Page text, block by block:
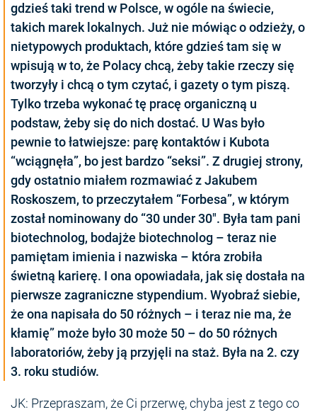
gdzieś taki trend w Polsce, w ogóle na świecie,
takich marek lokalnych. Już nie mówiąc o odzieży, o
nietypowych produktach, które gdzieś tam się w
wpisują w to, że Polacy chcą, żeby takie rzeczy się
tworzyły i chcą o tym czytać, i gazety o tym piszą.
Tylko trzeba wykonać tę pracę organiczną u
podstaw, żeby się do nich dostać. U Was było
pewnie to łatwiejsze: parę kontaktów i Kubota
“wciągnęła”, bo jest bardzo “seksi”. Z drugiej strony,
gdy ostatnio miałem rozmawiać z Jakubem
Roskoszem, to przeczytałem “Forbesa”, w którym
został nominowany do “30 under 30″. Była tam pani
biotechnolog, bodajże biotechnolog – teraz nie
pamiętam imienia i nazwiska – która zrobiła
świetną karierę. I ona opowiadała, jak się dostała na
pierwsze zagraniczne stypendium. Wyobraź siebie,
że ona napisała do 50 różnych – i teraz nie ma, że
kłamię” może było 30 może 50 – do 50 różnych
laboratoriów, żeby ją przyjęli na staż. Była na 2. czy
3. roku studiów.
JK: Przepraszam, że Ci przerwę, chyba jest z tego co